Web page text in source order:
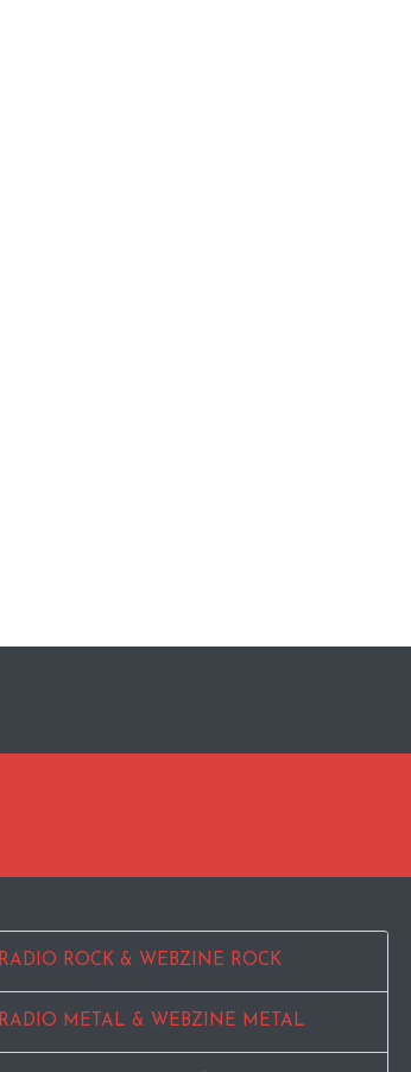
RADIO ROCK & WEBZINE ROCK
RADIO METAL & WEBZINE METAL